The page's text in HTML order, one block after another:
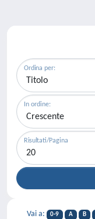
Ordina per:
In ordine:
Risultati/Pagina
Vai a: 0-9 A B